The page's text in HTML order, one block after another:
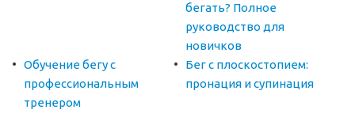
бегать? Полное
руководство для
новичков
Обучение бегу с
профессиональным
тренером
Бег с плоскостопием:
пронация и супинация